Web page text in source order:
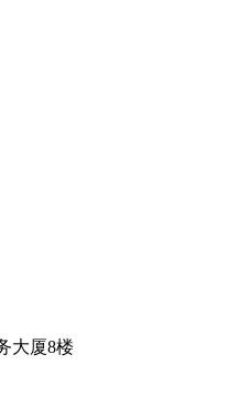
大厦8楼